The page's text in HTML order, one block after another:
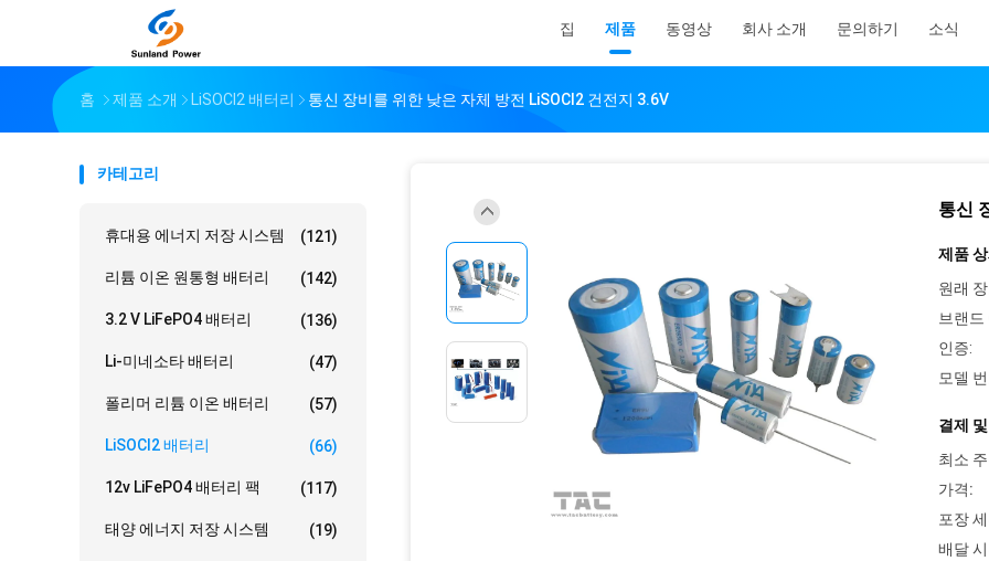
집 제품 동영상 회사 소개 문의하기 소식
홈 제품 소개 LiSOCl2 배터리 통신 장비를 위한 낮은 자체 방전 LiSOCl2 건전지 3.6V
카테고리
휴대용 에너지 저장 시스템 (121)
리튬 이온 원통형 배터리 (142)
3.2 V LiFePO4 배터리 (136)
Li-미네소타 배터리 (47)
폴리머 리튬 이온 배터리 (57)
LiSOCl2 배터리 (66)
12v LiFePO4 배터리 팩 (117)
태양 에너지 저장 시스템 (19)
통신
제품
원래
브랜드
인증:
모델
결제
최소
가격:
포장
배달